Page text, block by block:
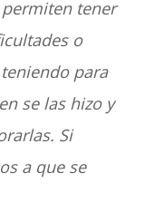
permiten tener
o
para
se las hizo y
Si
a que se